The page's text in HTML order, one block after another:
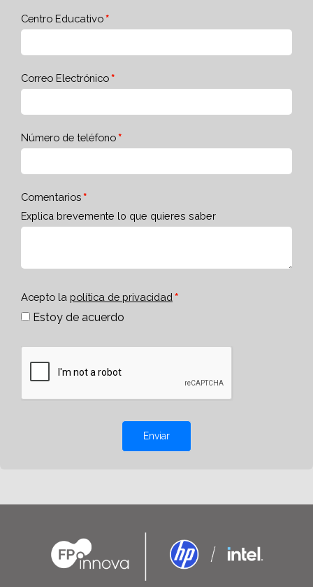
Centro Educativo
Correo Electrónico
Número de teléfono
Comentarios
Explica brevemente lo que quieres saber
Acepto la política de privacidad
Estoy de acuerdo
Enviar